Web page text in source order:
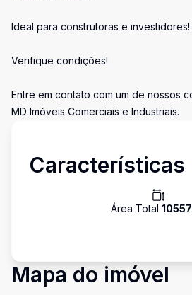
Ideal para construtoras e investidores!
Verifique condições!
Entre em contato com um de nossos
MD Imóveis Comerciais e Industriais.
Características
Área Total 10557
Mapa do imóvel